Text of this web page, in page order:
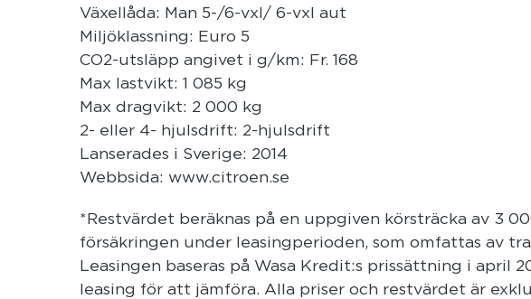
Växellåda: Man 5-/6-vxl/ 6-vxl aut
Miljöklassning: Euro 5
CO2-utsläpp angivet i g/km: Fr. 168
Max lastvikt: 1 085 kg
Max dragvikt: 2 000 kg
2- eller 4- hjulsdrift: 2-hjulsdrift
Lanserades i Sverige: 2014
Webbsida: www.citroen.se
*Restvärdet beräknas på en uppgiven körsträcka av 3
försäkringen under leasingperioden, som omfattas av
Leasingen baseras på Wasa Kredit:s prissättning i april
leasing för att jämföra. Alla priser och restvärdet är